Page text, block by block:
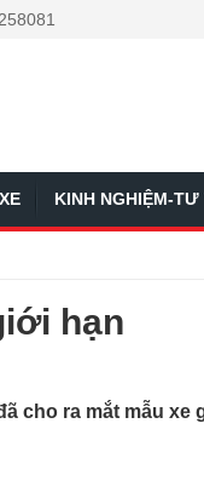
KINH NGHIỆM-TƯ
hạn
cho ra mắt mẫu xe